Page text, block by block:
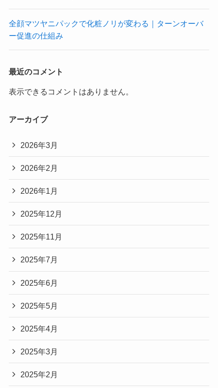
全顔マツヤニパックで化粧ノリが変わる｜ターンオーバ
ー促進の仕組み
最近のコメント
表示できるコメントはありません。
アーカイブ
2026年3月
2026年2月
2026年1月
2025年12月
2025年11月
2025年7月
2025年6月
2025年5月
2025年4月
2025年3月
2025年2月